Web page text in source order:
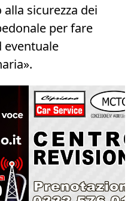
sicurezza dei
per fare
eventuale